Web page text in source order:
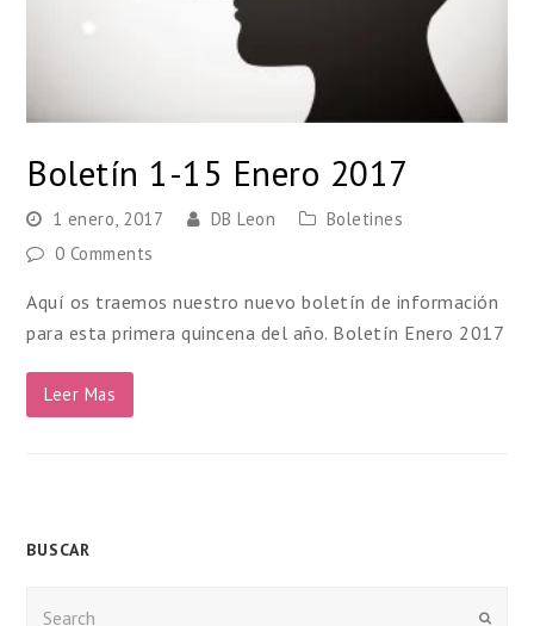
Boletín 1-15 Enero 2017
1 enero, 2017 DB Leon
Boletines
0 Comments
Aquí os traemos nuestro nuevo boletín de información
para esta primera quincena del año. Boletín Enero 2017
Leer Mas
BUSCAR
Enviar